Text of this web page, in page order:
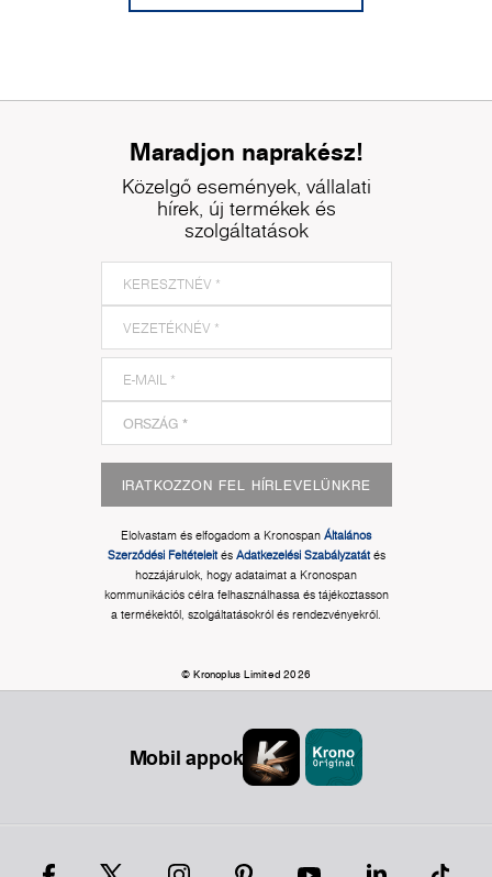
Maradjon naprakész!
Közelgő események, vállalati
hírek, új termékek és
szolgáltatások
IRATKOZZON FEL HÍRLEVELÜNKRE
Elolvastam és elfogadom a Kronospan Általános
Szerződési Feltételeités Adatkezelési Szabályzatátés
hozzájárulok, hogy adataimat a Kronospan
kommunikációs célra felhasználhassa és tájékoztasson
a termékektől, szolgáltatásokról és rendezvényekről.
© Kronoplus Limited 2026
Mobil appok